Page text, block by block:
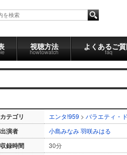
視聴方法
howtowatch
よくあるご
faq
カテゴリ エンタ!959 > バラエティ・
出演者 小島みなみ羽咲みはる
収録時間 30分